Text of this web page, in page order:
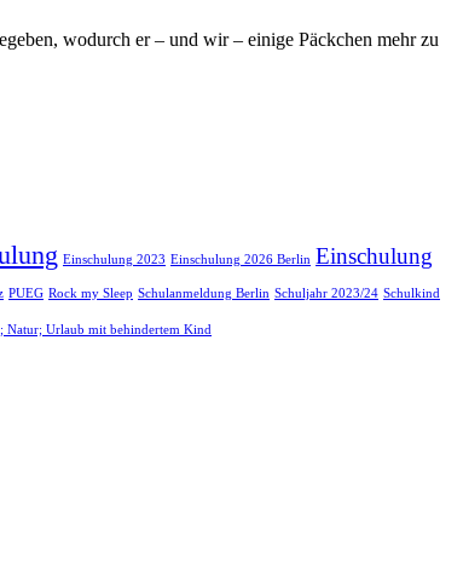
wodurch er – und wir – einige Päckchen mehr zu
Einschulung 2023 Einschulung 2026 Berlin Einschulung
PUEG Rock my Sleep Schulanmeldung Berlin Schuljahr 2023/24 Schulkind
Natur; Urlaub mit behindertem Kind